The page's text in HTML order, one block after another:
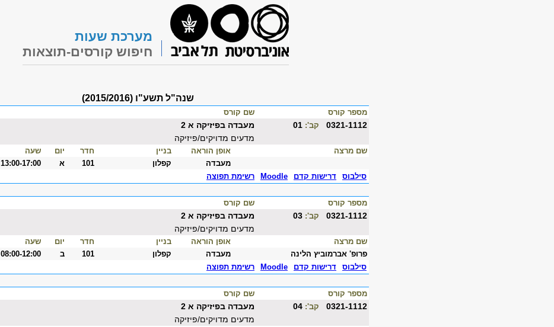
מערכת שעות
חיפוש קורסים-תוצאות
שנה"ל תשע"ו (2015/2016)
מספר קורס שם קורס
0321-1112 קב':
מעבדה בפיזיקה א 2
מדעים מדויקים/פיזיקה
שם מרצה אופן הוראה בניין חדר יום שעה
מעבדה
קפלון 101 א 13:00-17:00
סילבוס
דרישות קדם Moodle רשימת תפוצה
מספר קורס שם קורס
0321-1112 קב':
מעבדה בפיזיקה א 2
מדעים מדויקים/פיזיקה
שם מרצה אופן הוראה בניין חדר יום שעה
פרופ' אברמוביץ הלינה
מעבדה קפלון 101 ב 08:00-12:00
סילבוס
דרישות קדם Moodle רשימת תפוצה
מספר קורס שם קורס
0321-1112 קב':
מעבדה בפיזיקה א 2
מדעים מדויקים/פיזיקה